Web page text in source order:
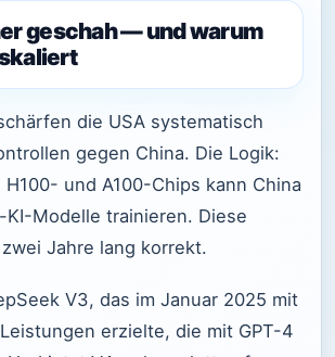
geschah — und warum
die USA systematisch
gegen China. Die Logik:
H100- und A100-Chips kann China
KI-Modelle trainieren. Diese
Jahre lang korrekt.
V3, das im Januar 2025 mit
erzielte, die mit GPT-4